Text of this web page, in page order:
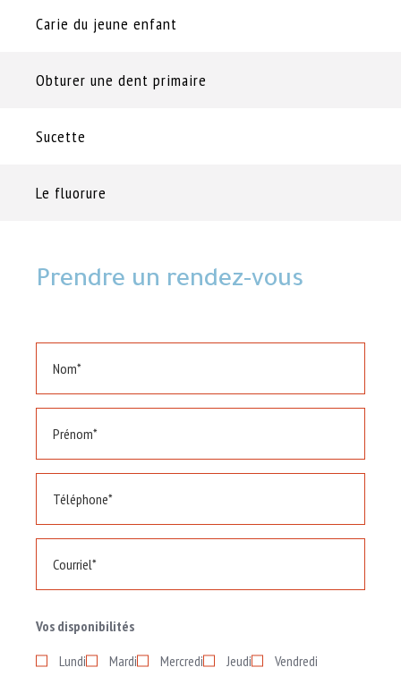
Carie du jeune enfant
Obturer une dent primaire
Sucette
Le fluorure
Prendre un rendez-vous
Vos disponibilités
Lundi
Mardi Mercredi Jeudi Vendredi